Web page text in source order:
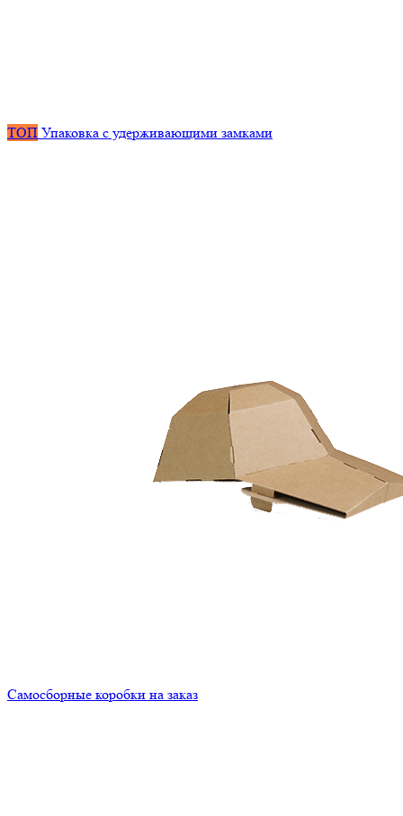
ТОП Упаковка с удерживающими замками
Самосборные коробки на заказ